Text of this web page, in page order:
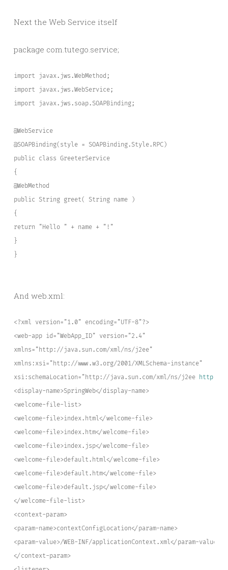
Next the Web Service itself
package com.tutego.service;
import javax.jws.WebMethod;
import javax.jws.WebService;
import javax.jws.soap.SOAPBinding;
@WebService
@SOAPBinding(style = SOAPBinding.Style.RPC)
public class GreeterService
{
@WebMethod
public String greet( String name )
{
return "Hello " + name + "!"
}
}
And web.xml:
<?xml version="1.0" encoding="UTF-8"?>
<web-app id="WebApp_ID" version="2.4"
xmlns="http://java.sun.com/xml/ns/j2ee"
xmlns:xsi="http://www.w3.org/2001/XMLSchema-instance"
xsi:schemaLocation="http://java.sun.com/xml/ns/j2ee http://
<display-name>SpringWeb</display-name>
<welcome-file-list>
<welcome-file>index.html</welcome-file>
<welcome-file>index.htm</welcome-file>
<welcome-file>index.jsp</welcome-file>
<welcome-file>default.html</welcome-file>
<welcome-file>default.htm</welcome-file>
<welcome-file>default.jsp</welcome-file>
</welcome-file-list>
<context-param>
<param-name>contextConfigLocation</param-name>
<param-value>/WEB-INF/applicationContext.xml</param-value>
</context-param>